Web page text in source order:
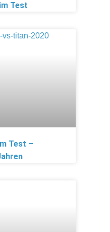
Test
Test –